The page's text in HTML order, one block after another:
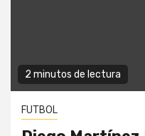
2 minutos de lectura
FUTBOL